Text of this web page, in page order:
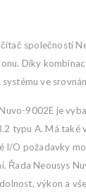
společnosti
Díky
ve
9002E je
typu A. Má
I/O požadavky
Neousys
výkon a